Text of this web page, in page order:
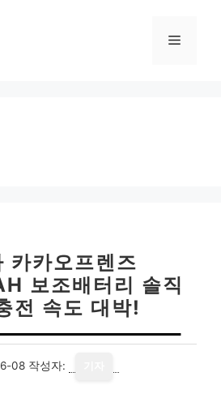
메
카카오프렌즈
보조배터리 솔직
전 속도 대박!
08 작성자: